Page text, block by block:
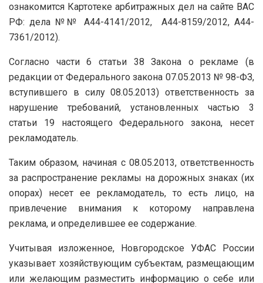
ознакомится Картотеке арбитражных дел на сайте ВАС
РФ: дела №№ А44-4141/2012, А44-8159/2012, А44-
7361/2012).
Согласно части 6 статьи 38 Закона о рекламе (в
редакции от Федерального закона 07.05.2013 № 98-ФЗ,
вступившего в силу 08.05.2013) ответственность за
нарушение требований, установленных частью 3
статьи 19 настоящего Федерального закона, несет
рекламодатель.
Таким образом, начиная с 08.05.2013, ответственность
за распространение рекламы на дорожных знаках (их
опорах) несет ее рекламодатель, то есть лицо, на
привлечение внимания к которому направлена
реклама, и определившее ее содержание.
Учитывая изложенное, Новгородское УФАС России
указывает хозяйствующим субъектам, размещающим
или желающим разместить информацию о себе или